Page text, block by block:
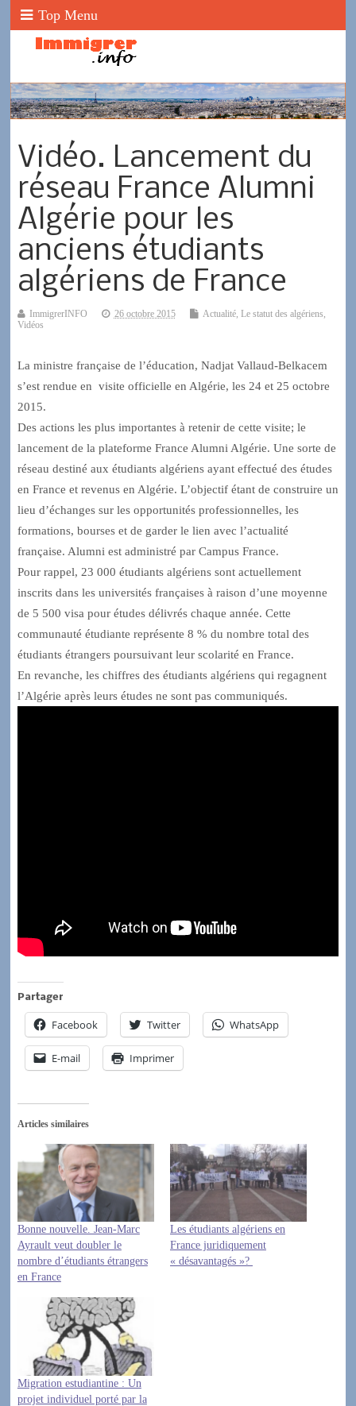
Top Menu
Vidéo. Lancement du
réseau France Alumni
Algérie pour les
anciens étudiants
algériens de France
ImmigrerINFO 26 octobre 2015 Actualité, Le statut des algériens
Vidéos
La ministre française de l’éducation, Nadjat Vallaud-Belkacem
s’est rendue en visite officielle en Algérie, les 24 et 25 octobre
2015.
Des actions les plus importantes à retenir de cette visite; le
lancement de la plateforme France Alumni Algérie. Une sorte de
réseau destiné aux étudiants algériens ayant effectué des études
en France et revenus en Algérie. L’objectif étant de construire un
lieu d’échanges sur les opportunités professionnelles, les
formations, bourses et de garder le lien avec l’actualité
française. Alumni est administré par Campus France.
Pour rappel, 23 000 étudiants algériens sont actuellement
inscrits dans les universités françaises à raison d’une moyenne
de 5 500 visa pour études délivrés chaque année. Cette
communauté étudiante représente 8 % du nombre total des
étudiants étrangers poursuivant leur scolarité en France.
En revanche, les chiffres des étudiants algériens qui regagnent
l’Algérie après leurs études ne sont pas communiqués.
Partager
Facebook Twitter WhatsApp
E-mail Imprimer
Articles similaires
Bonne nouvelle. Jean-Marc
Ayrault veut doubler le
nombre d’étudiants étrangers
en France
Les étudiants algériens en
France juridiquement
« désavantagés »?
Migration estudiantine : Un
projet individuel porté par la